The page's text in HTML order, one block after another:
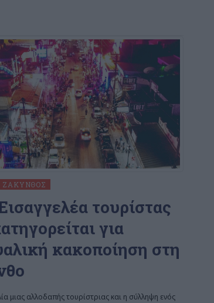
ΖΆΚΥΝΘΟΣ
τουρίστας
για
κακοποίηση στη
μιας αλλοδαπής τουρίστριας και η σύλληψη ενός